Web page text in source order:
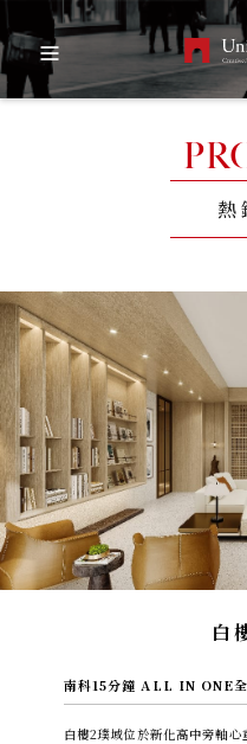
熱
白
南科15分鐘 ALL IN ONE
白樓2璞域位於新化高中旁軸